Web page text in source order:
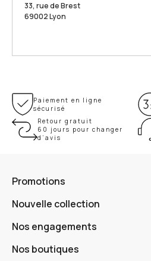
33, rue de Brest
69002 Lyon
Paiement en ligne
sécurisé
Retour gratuit
60 jours pour changer
d’avis
Promotions
Nouvelle collection
Nos engagements
Nos boutiques